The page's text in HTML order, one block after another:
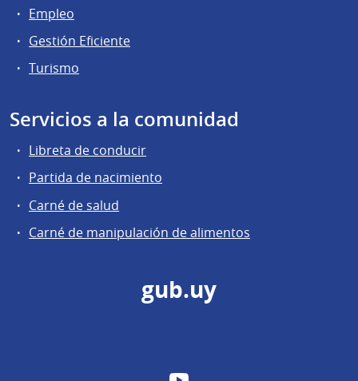
Empleo
Gestión Eficiente
Turismo
Servicios a la comunidad
Libreta de conducir
Partida de nacimiento
Carné de salud
Carné de manipulación de alimentos
gub.uy